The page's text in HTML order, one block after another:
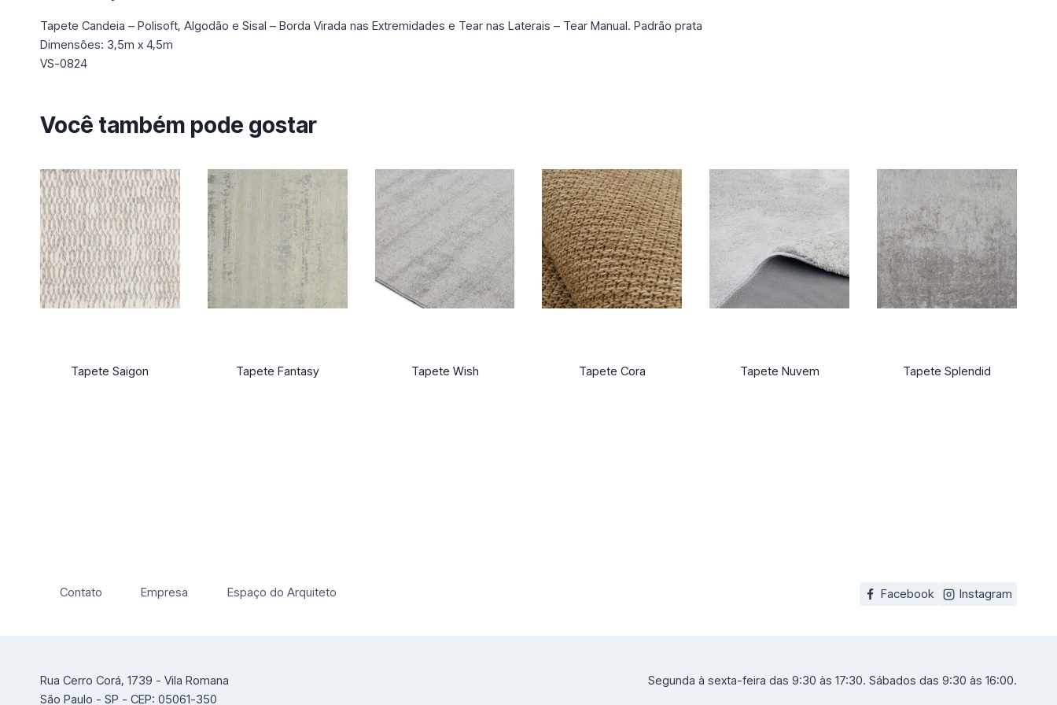
Tapete Candeia – Polisoft, Algodão e Sisal – Borda Virada nas Extremidades e Tear nas Laterais – Tear Manual. Padrão prata
Dimensões: 3,5m x 4,5m
VS-0824
Você também pode gostar
Tapete Saigon Tapete Fantasy Tapete Wish Tapete Cora Tapete Nuvem Tapete Splendid
Contato Empresa Espaço do Arquiteto Facebook Instagram
Rua Cerro Corá, 1739 - Vila Romana
São Paulo - SP - CEP: 05061-350
Segunda à sexta-feira das 9:30 às 17:30. Sábados das 9:30 às 16:00.